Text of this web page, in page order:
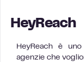
HeyReach
HeyReach è
agenzie che